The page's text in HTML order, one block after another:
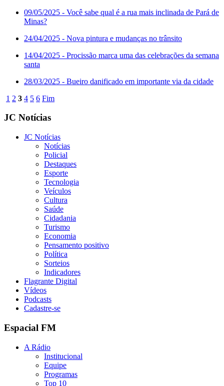
09/05/2025 - Você sabe qual é a rua mais inclinada de Pará de
Minas?
24/04/2025 - Nova pintura e mudanças no trânsito
14/04/2025 - Procissão marca uma das celebrações da semana
santa
28/03/2025 - Bueiro danificado em importante via da cidade
1 2 3 4 5 6 Fim
JC Notícias
JC Notícias
Notícias
Policial
Destaques
Esporte
Tecnologia
Veículos
Cultura
Saúde
Cidadania
Turismo
Economia
Pensamento positivo
Política
Sorteios
Indicadores
Flagrante Digital
Vídeos
Podcasts
Cadastre-se
Espacial FM
A Rádio
Institucional
Equipe
Programas
Top 10